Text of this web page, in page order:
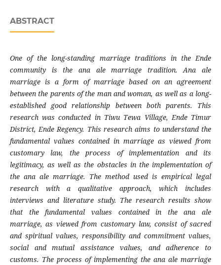
ABSTRACT
One of the long-standing marriage traditions in the Ende
community is the ana ale marriage tradition. Ana ale
marriage is a form of marriage based on an agreement
between the parents of the man and woman, as well as a long-
established good relationship between both parents. This
research was conducted in Tiwu Tewa Village, Ende Timur
District, Ende Regency. This research aims to understand the
fundamental values contained in marriage as viewed from
customary law, the process of implementation and its
legitimacy, as well as the obstacles in the implementation of
the ana ale marriage. The method used is empirical legal
research with a qualitative approach, which includes
interviews and literature study. The research results show
that the fundamental values contained in the ana ale
marriage, as viewed from customary law, consist of sacred
and spiritual values, responsibility and commitment values,
social and mutual assistance values, and adherence to
customs. The process of implementing the ana ale marriage